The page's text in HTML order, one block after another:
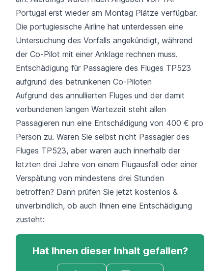
Portugal erst wieder am Montag Plätze verfügbar.
Die portugiesische Airline hat unterdessen eine
Untersuchung des Vorfalls angekündigt, während
der Co-Pilot mit einer Anklage rechnen muss.
Entschädigung für Passagiere des Fluges TP523
aufgrund des betrunkenen Co-Piloten
Aufgrund des annullierten Fluges und der damit
verbundenen langen Wartezeit steht allen
Passagieren nun eine Entschädigung von 400 € pro
Person zu. Waren Sie selbst nicht Passagier des
Fluges TP523, aber waren auch innerhalb der
letzten drei Jahre von einem Flugausfall oder einer
Verspätung von mindestens drei Stunden
betroffen? Dann prüfen Sie jetzt kostenlos &
unverbindlich, ob auch Ihnen eine Entschädigung
zusteht:
Hat Ihnen dieser Inhalt gefallen?